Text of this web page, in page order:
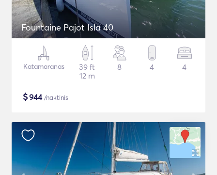
Fountaine Pajot Isla 40
Katamaranas
39 ft
12 m
8 4 4
$944/naktinis